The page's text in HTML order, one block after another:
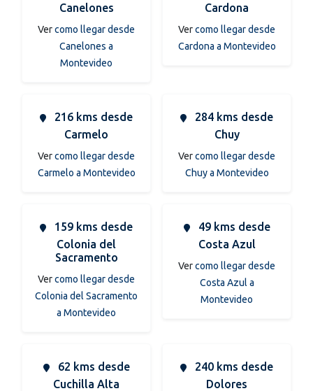
Canelones
Vercomo llegar desde
Canelones a
Montevideo
Cardona
Vercomo llegar desde
Cardona a Montevideo
216 kms desde
Carmelo
Vercomo llegar desde
Carmelo a Montevideo
284 kms desde
Chuy
Vercomo llegar desde
Chuy a Montevideo
159 kms desde
Colonia del
Sacramento
Vercomo llegar desde
Colonia del Sacramento
a Montevideo
49 kms desde
Costa Azul
Vercomo llegar desde
Costa Azul a
Montevideo
62 kms desde
Cuchilla Alta
240 kms desde
Dolores